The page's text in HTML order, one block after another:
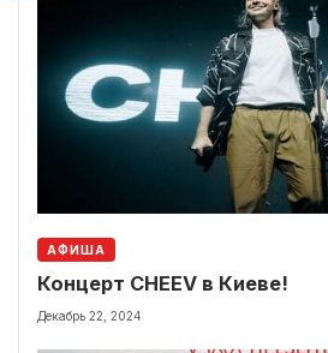
АФИША
Концерт CHEEV в Киеве!
Декабрь 22, 2024